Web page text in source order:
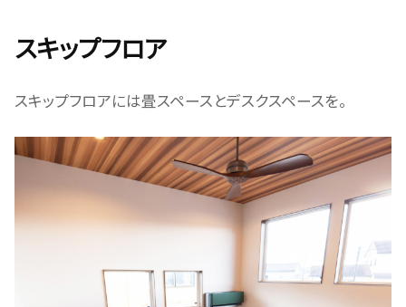
スキップフロア
スキップフロアには畳スペースとデスクスペースを。